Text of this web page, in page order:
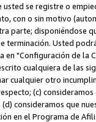
se registre o
con o sin motivo
parte; disponiéndose
terminación. Usted
en "Configuración de
cualquiera de las
cualquier otro
(c)
consideramos que
en el Programa de